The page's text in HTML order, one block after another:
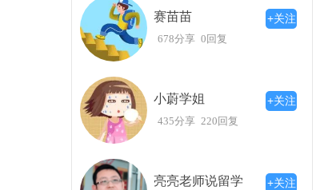
赛苗苗 +关注
678分享 0回复
小蔚学姐 +关注
435分享 220回复
亮亮老师说留学 +关注